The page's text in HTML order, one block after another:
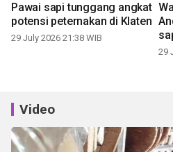
Pawai sapi tunggang angkat
potensi peternakan di Klaten
29 July 2026 21:38 WIB
29
Video